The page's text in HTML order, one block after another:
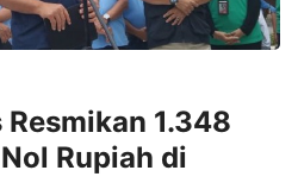
1.348
Rupiah di